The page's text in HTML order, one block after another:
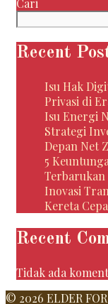
Recent
Isu Hak
Privasi di
Isu Energi
Strategi
Depan Net
5
Terbarukan
Inovasi
Kereta
Recent
Tidak ada
© 2026 ELDER